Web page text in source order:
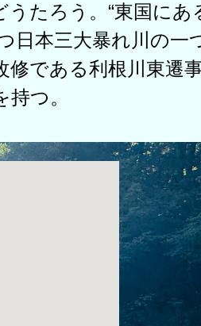
うたろう。“東国に
日本三大暴れ川 の一
修である利根川東遷
つ。